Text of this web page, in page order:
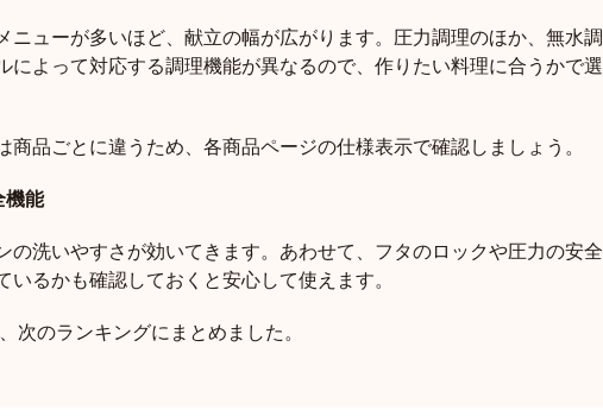
ニューが多いほど、献立の幅が広がります。圧力調理のほか、無水調
によって対応する調理機能が異なるので、作りたい料理に合うかで選
品ごとに違うため、各商品ページの仕様表示で確認しましょう。
能
の洗いやすさが効いてきます。あわせて、フタのロックや圧力の安全
るかも確認しておくと安心して使えます。
次のランキングにまとめました。